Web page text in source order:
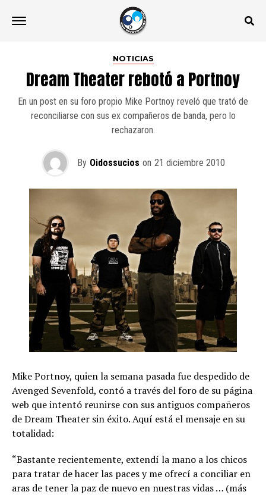
NOTICIAS
Dream Theater rebotó a Portnoy
En un post en su foro propio Mike Portnoy reveló que trató de
reconciliarse con sus ex compañeros de banda, pero lo
rechazaron.
By Oidossucios on 21 diciembre 2010
Mike Portnoy, quien la semana pasada fue despedido de
Avenged Sevenfold, contó a través del foro de su página
web que intentó reunirse con sus antiguos compañeros
de Dream Theater sin éxito. Aquí está el mensaje en su
totalidad:
“Bastante recientemente, extendí la mano a los chicos
para tratar de hacer las paces y me ofrecí a conciliar en
aras de tener la paz de nuevo en nuestras vidas … (más